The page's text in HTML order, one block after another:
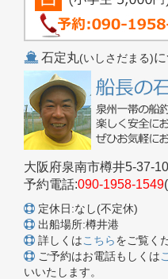
石定丸(いしさだまる)
大阪府泉南市樽井5-37-10
予約電話:090-1958-1549
定休日:なし(不定休)
出船場所:樽井港
詳しくはこちらをご覧く
ご予約はお電話もしくは
いいたします。